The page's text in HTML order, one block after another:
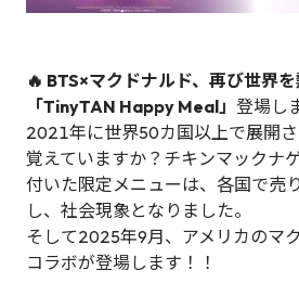
🔥 BTS×マクドナルド、再び世界
「TinyTAN Happy Meal」 登場し
2021年に世界50カ国以上で展開さ
覚えていますか？チキンマックナ
付いた限定メニューは、各国で売
し、社会現象となりました。
そして2025年9月、アメリカのマ
コラボが登場します！！